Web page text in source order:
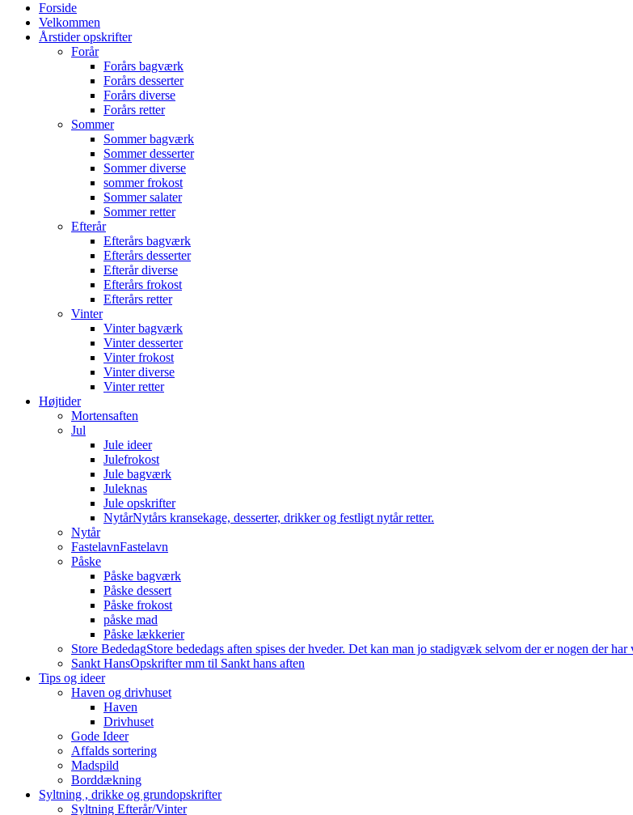
Menu
Forside
Velkommen
Årstider opskrifter
Forår
Forårs bagværk
Forårs desserter
Forårs diverse
Forårs retter
Sommer
Sommer bagværk
Sommer desserter
Sommer diverse
sommer frokost
Sommer salater
Sommer retter
Efterår
Efterårs bagværk
Efterårs desserter
Efterår diverse
Efterårs frokost
Efterårs retter
Vinter
Vinter bagværk
Vinter desserter
Vinter frokost
Vinter diverse
Vinter retter
Højtider
Mortensaften
Jul
Jule ideer
Julefrokost
Jule bagværk
Juleknas
Jule opskrifter
NytårNytårs kransekage, desserter, drikker og festligt nytår retter.
Nytår
FastelavnFastelavn
Påske
Påske bagværk
Påske dessert
Påske frokost
påske mad
Påske lækkerier
Store BededagStore bededags aften spises der hveder. Det kan man jo stadigvæk selvom der er nogen der
Sankt HansOpskrifter mm til Sankt hans aften
Tips og ideer
Haven og drivhuset
Haven
Drivhuset
Gode Ideer
Affalds sortering
Madspild
Borddækning
Syltning , drikke og grundopskrifter
Syltning Efterår/Vinter